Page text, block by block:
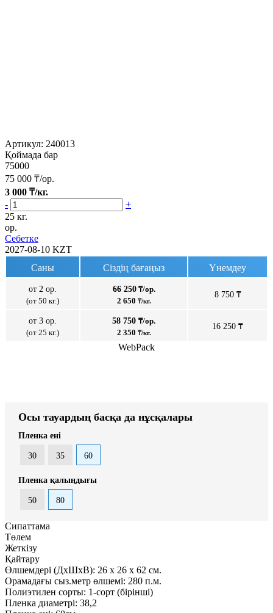
Артикул: 240013
Қоймада бар
75000
75 000 ₸/ор.
3 000 ₸/кг.
-
+
25 кг.
ор.
Себетке
2027-08-10 KZT
Саны
Сіздің бағаңыз Үнемдеу
от 2 ор.
(от 50 кг.)
66 250₸/ор.
2 650 ₸/кг.
8 750 ₸
от 3 ор.
(от 25 кг.)
58 750 ₸/ор.
2 350 ₸/кг.
16 250 ₸
WebPack
Осы тауардың басқа да нұсқалары
Пленка ені
30 35 60
Пленка қалыңдығы
50 80
Сипаттама
Төлем
Жеткізу
Қайтару
Өлшемдері (ДxШxВ): 26 x 26 x 62 см.
Орамадағы сыз.метр өлшемі: 280 п.м.
Полиэтилен сорты: 1-сорт (бірінші)
Пленка диаметрі: 38,2